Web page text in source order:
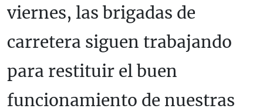
viernes, las brigadas de
carretera siguen trabajando
para restituir el buen
funcionamiento de nuestras